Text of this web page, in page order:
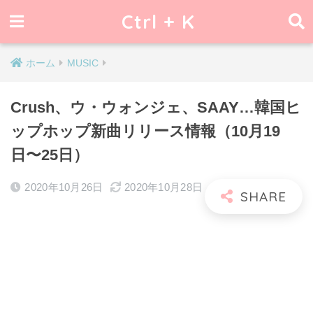
Ctrl + K
ホーム MUSIC
Crush、ウ・ウォンジェ、SAAY…韓国ヒ
ップホップ新曲リリース情報（10月19
日〜25日）
2020年10月26日 2020年10月28日